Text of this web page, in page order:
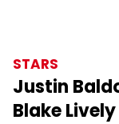
STARS
Justin
Blake Lively